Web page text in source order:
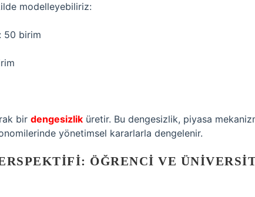
modelleyebiliriz:
50 birim
bir dengesizlik üretir. Bu dengesizlik, piyasa
yönetimsel kararlarla dengelenir.
ÖĞRENCI VE